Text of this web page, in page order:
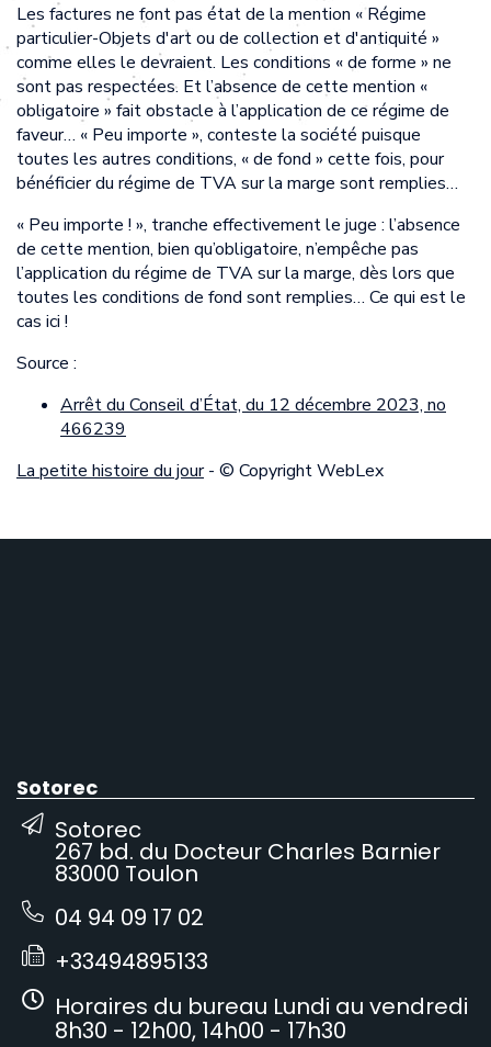
Les factures ne font pas état de la mention « Régime
particulier-Objets d'art ou de collection et d'antiquité »
comme elles le devraient. Les conditions « de forme » ne
sont pas respectées. Et l’absence de cette mention «
obligatoire » fait obstacle à l’application de ce régime de
faveur… « Peu importe », conteste la société puisque
toutes les autres conditions, « de fond » cette fois, pour
bénéficier du régime de TVA sur la marge sont remplies…
« Peu importe ! », tranche effectivement le juge : l’absence
de cette mention, bien qu’obligatoire, n’empêche pas
l’application du régime de TVA sur la marge, dès lors que
toutes les conditions de fond sont remplies… Ce qui est le
cas ici !
Source :
Arrêt du Conseil d’État, du 12 décembre 2023, no
466239
La petite histoire du jour- © Copyright WebLex
Sotorec
Sotorec
267 bd. du Docteur Charles Barnier
83000 Toulon
04 94 09 17 02
+33494895133
Horaires du bureau Lundi au vendredi
8h30 - 12h00, 14h00 - 17h30